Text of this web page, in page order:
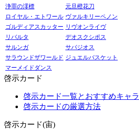
浄罪の澪標
元旦橙花刀
ロイヤル・エトワール ヴァルキリーペノン
ゴルディアスカッター リヴオンライヴ
リバルタ
デオスクシポス
サルンガ
サバジオス
サラウンドザワールド ジュエルバスケット
マーメイドダンス
啓示カード
啓示カード一覧とおすすめキャラ
啓示カードの厳選方法
啓示カード(宙)